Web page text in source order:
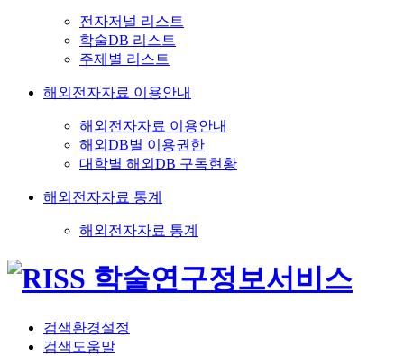
전자저널 리스트
학술DB 리스트
주제별 리스트
해외전자자료 이용안내
해외전자자료 이용안내
해외DB별 이용권한
대학별 해외DB 구독현황
해외전자자료 통계
해외전자자료 통계
검색환경설정
검색도움말